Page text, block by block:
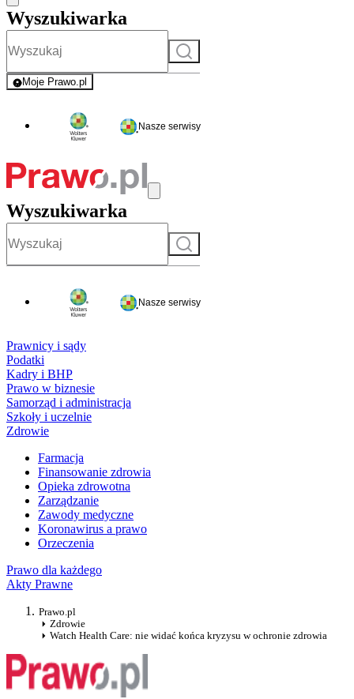
Wyszukiwarka
Szukaj
Moje Prawo.pl
- rejestracja i logowanie do serwisu
Nasze serwisy
Wyszukiwarka
Szukaj
Nasze serwisy
Prawnicy i sądy
Podatki
Kadry i BHP
Prawo w biznesie
Samorząd i administracja
Szkoły i uczelnie
Zdrowie
Farmacja
Finansowanie zdrowia
Opieka zdrowotna
Zarządzanie
Zawody medyczne
Koronawirus a prawo
Orzeczenia
Prawo dla każdego
Akty Prawne
Prawo.pl
Zdrowie
Watch Health Care: nie widać końca kryzysu w ochronie zdrowia